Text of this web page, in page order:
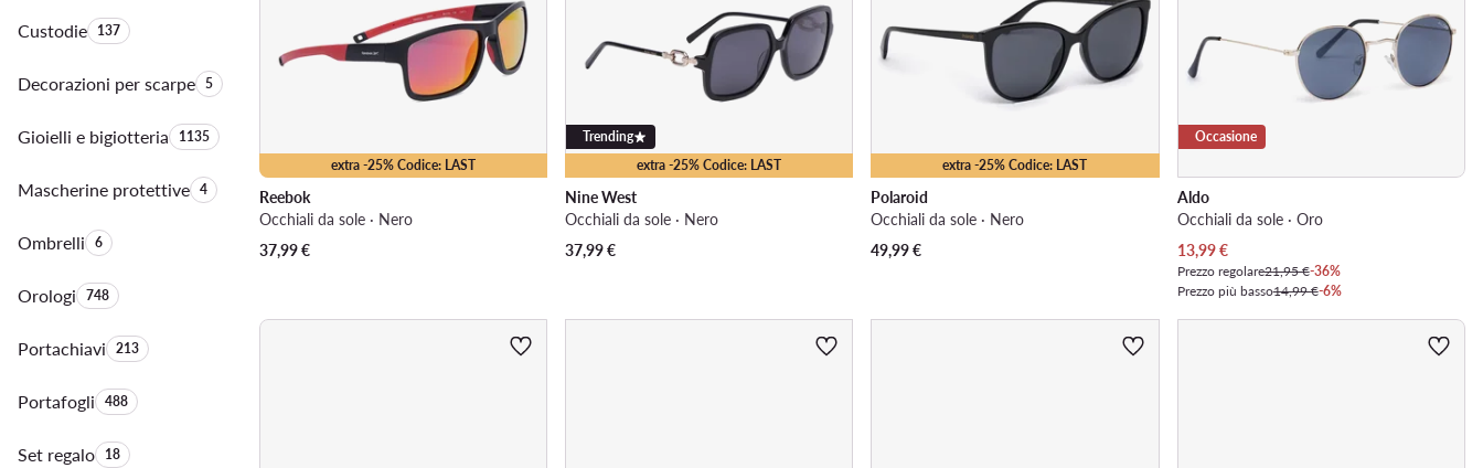
CustodieQuantità di prodotti:
137
Decorazioni per scarpeQuantità di prodotti:
5
Gioielli e bigiotteriaQuantità di prodotti:
1135
Mascherine protettiveQuantità di prodotti:
4
OmbrelliQuantità di prodotti:
6
OrologiQuantità di prodotti:
748
PortachiaviQuantità di prodotti:
213
PortafogliQuantità di prodotti:
488
Set regaloQuantità di prodotti:
18
extra -25% Codice: LAST
Reebok
Occhiali da sole · Nero
37,99€
extra -25% Codice: LAST
Trending
Nine West
Occhiali da sole · Nero
37,99€
extra -25% Codice: LAST
Polaroid
Occhiali da sole · Nero
49,99€
Occasione
Aldo
Occhiali da sole · Oro
Prezzo attuale
13,99€
Prezzo regolare21,95 €-36%
Prezzo più basso14,99 €-6%